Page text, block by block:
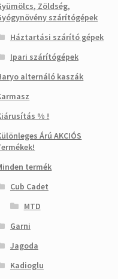
Zöldség,
szárítógépek
Háztartási szárító gépek
Ipari szárítógépek
alternáló kaszák
% !
Árú AKCIÓS
termék
Cub Cadet
MTD
Garni
Jagoda
Kadioglu